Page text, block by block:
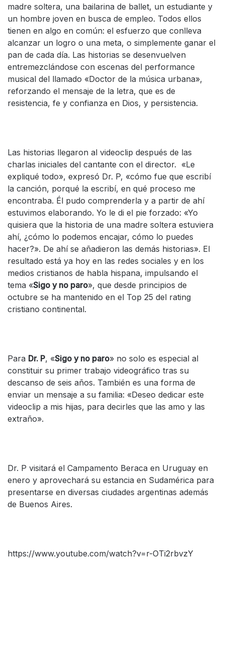
madre soltera, una bailarina de ballet, un estudiante y
un hombre joven en busca de empleo. Todos ellos
tienen en algo en común: el esfuerzo que conlleva
alcanzar un logro o una meta, o simplemente ganar el
pan de cada día. Las historias se desenvuelven
entremezclándose con escenas del performance
musical del llamado «Doctor de la música urbana»,
reforzando el mensaje de la letra, que es de
resistencia, fe y confianza en Dios, y persistencia.
Las historias llegaron al videoclip después de las
charlas iniciales del cantante con el director. «Le
expliqué todo», expresó Dr. P, «cómo fue que escribí
la canción, porqué la escribí, en qué proceso me
encontraba. Él pudo comprenderla y a partir de ahí
estuvimos elaborando. Yo le di el pie forzado: «Yo
quisiera que la historia de una madre soltera estuviera
ahí, ¿cómo lo podemos encajar, cómo lo puedes
hacer?». De ahí se añadieron las demás historias». El
resultado está ya hoy en las redes sociales y en los
medios cristianos de habla hispana, impulsando el
tema «Sigo y no paro», que desde principios de
octubre se ha mantenido en el Top 25 del rating
cristiano continental.
Para Dr. P, «Sigo y no paro» no solo es especial al
constituir su primer trabajo videográfico tras su
descanso de seis años. También es una forma de
enviar un mensaje a su familia: «Deseo dedicar este
videoclip a mis hijas, para decirles que las amo y las
extraño».
Dr. P visitará el Campamento Beraca en Uruguay en
enero y aprovechará su estancia en Sudamérica para
presentarse en diversas ciudades argentinas además
de Buenos Aires.
https://www.youtube.com/watch?v=r-OTi2rbvzY